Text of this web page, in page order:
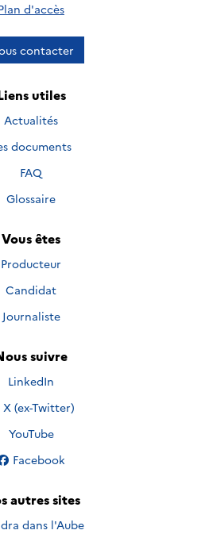
d'accès
contacter
utiles
Actualités
documents
FAQ
Glossaire
Vous êtes
Producteur
Candidat
Journaliste
suivre
Nous suivre sur
LinkedIn
Nous suivre sur
X (ex-Twitter)
Nous suivre sur
YouTube
Nous suivre sur
Facebook
autres sites
dans l'Aube